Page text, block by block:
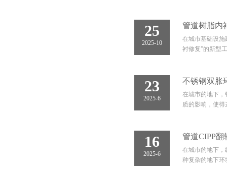
25
2025-10
管道树脂内
在城市基础设施
衬修复”的新型
23
2025-6
不锈钢双胀
在城市的地下，
质的影响，使
16
2025-6
管道CIPP
在城市的地下，
种复杂的地下环